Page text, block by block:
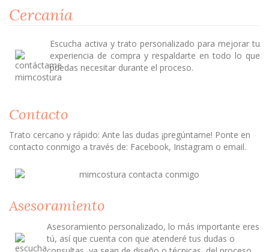
Cercanía
Escucha activa y trato personalizado para mejorar tu
experiencia de compra y respaldarte en todo lo que
puedas necesitar durante el proceso.
Contacto
Trato cercano y rápido: Ante las dudas ¡pregúntame! Ponte en
contacto conmigo a través de: Facebook, Instagram o email.
Asesoramiento
Asesoramiento personalizado, lo más importante eres
tú, así que cuenta con que atenderé tus dudas o